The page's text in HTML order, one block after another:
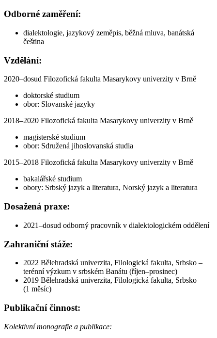
Odborné zaměření:
dialektologie, jazykový zeměpis, běžná mluva, banátská
čeština
Vzdělání:
2020–dosud Filozofická fakulta Masarykovy univerzity v Brně
doktorské studium
obor: Slovanské jazyky
2018–2020 Filozofická fakulta Masarykovy univerzity v Brně
magisterské studium
obor: Sdružená jihoslovanská studia
2015–2018 Filozofická fakulta Masarykovy univerzity v Brně
bakalářské studium
obory: Srbský jazyk a literatura, Norský jazyk a literatura
Dosažená praxe:
2021–dosud odborný pracovník v dialektologickém oddělení
Zahraniční stáže:
2022 Bělehradská univerzita, Filologická fakulta, Srbsko –
terénní výzkum v srbském Banátu (říjen–prosinec)
2019 Bělehradská univerzita, Filologická fakulta, Srbsko
(1 měsíc)
Publikační činnost:
Kolektivní monografie a publikace: